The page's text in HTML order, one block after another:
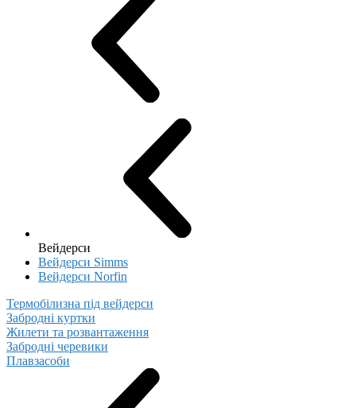
Вейдерси
Вейдерси Simms
Вейдерси Norfin
Термобілизна під вейдерси
Забродні куртки
Жилети та розвантаження
Забродні черевики
Плавзасоби